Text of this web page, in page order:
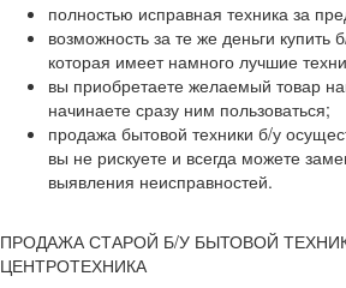
полностью исправная техника за
возможность за те же деньги купить
которая имеет намного лучшие
вы приобретаете желаемый товар
начинаете сразу ним пользоваться;
продажа бытовой техники б/у
вы не рискуете и всегда можете
выявления неисправностей.
ПРОДАЖА СТАРОЙ Б/У БЫТОВОЙ
ЦЕНТРОТЕХНИКА